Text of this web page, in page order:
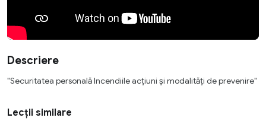
Descriere
"Securitatea personală Incendiile acțiuni și modalități de prevenire"
Lecții similare